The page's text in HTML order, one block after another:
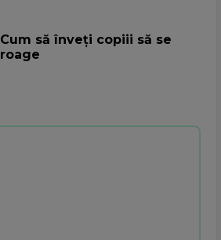
Cum să înveți copiii să se
roage